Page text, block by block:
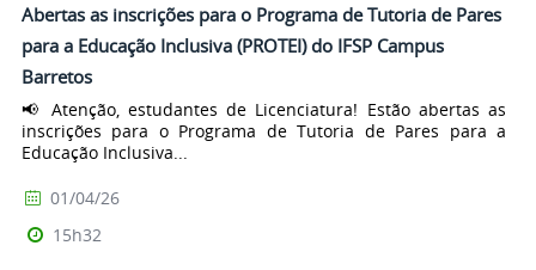
Abertas as inscrições para o Programa de Tutoria de Pares
para a Educação Inclusiva (PROTEI) do IFSP Campus
Barretos
📢 Atenção, estudantes de Licenciatura! Estão abertas as
inscrições para o Programa de Tutoria de Pares para a
Educação Inclusiva...
01/04/26
15h32